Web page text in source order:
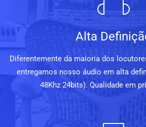
Alta
Diferentemente da maioria dos
entregamos nosso áudio em alta
48Khz 24bits). Qualidade em